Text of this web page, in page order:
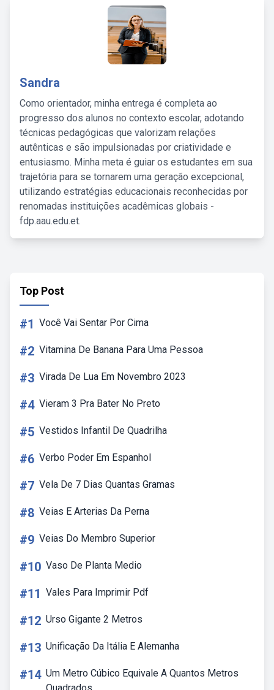
Sandra
Como orientador, minha entrega é completa ao
progresso dos alunos no contexto escolar, adotando
técnicas pedagógicas que valorizam relações
autênticas e são impulsionadas por criatividade e
entusiasmo. Minha meta é guiar os estudantes em sua
trajetória para se tornarem uma geração excepcional,
utilizando estratégias educacionais reconhecidas por
renomadas instituições acadêmicas globais -
fdp.aau.edu.et.
Top Post
#1 Você Vai Sentar Por Cima
#2 Vitamina De Banana Para Uma Pessoa
#3 Virada De Lua Em Novembro 2023
#4 Vieram 3 Pra Bater No Preto
#5 Vestidos Infantil De Quadrilha
#6 Verbo Poder Em Espanhol
#7 Vela De 7 Dias Quantas Gramas
#8 Veias E Arterias Da Perna
#9 Veias Do Membro Superior
#10 Vaso De Planta Medio
#11 Vales Para Imprimir Pdf
#12 Urso Gigante 2 Metros
#13 Unificação Da Itália E Alemanha
#14 Um Metro Cúbico Equivale A Quantos Metros